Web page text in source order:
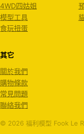
4WD四姑姐
模型工具
食玩扭蛋
其它
關於我們
購物條款
常見問題
聯絡我們
© 2026 福利模型 Fook Le